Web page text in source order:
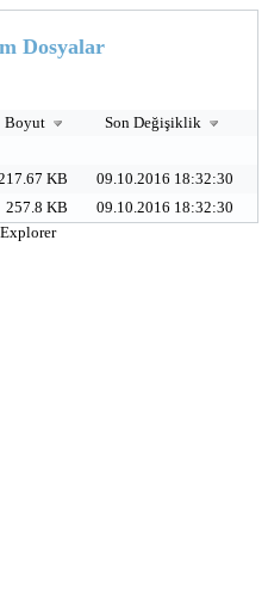
Dosyalar
Boyut
Son Değişiklik
KB
09.10.2016 18:32:30
257.8 KB
09.10.2016 18:32:30